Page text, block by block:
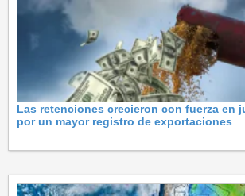
Las retenciones crecieron con fuerza en
por un mayor registro de exportaciones